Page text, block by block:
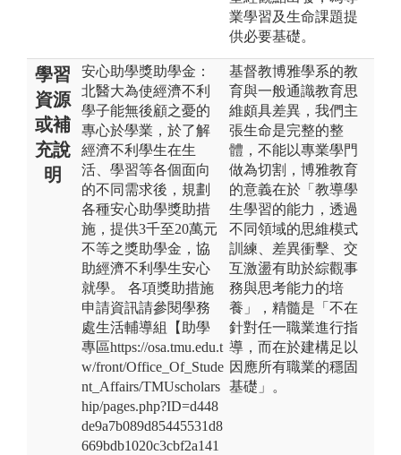
業學習及生命課題提
供必要基礎。
學習
資源
或補
充說
明
安心助學獎助學金：
北醫大為使經濟不利
學子能無後顧之憂的
專心於學業，於了解
經濟不利學生在生
活、學習等各個面向
的不同需求後，規劃
各種安心助學獎助措
施，提供3千至20萬元
不等之獎助學金，協
助經濟不利學生安心
就學。 各項獎助措施
申請資訊請參閱學務
處生活輔導組【助學
專區https://osa.tmu.edu.t
w/front/Office_Of_Stude
nt_Affairs/TMUscholars
hip/pages.php?ID=d448
de9a7b089d85445531d8
669bdb1020c3cbf2a141
基督教博雅學系的教
育與一般通識教育思
維頗具差異，我們主
張生命是完整的整
體，不能以專業學門
做為切割，博雅教育
的意義在於「教導學
生學習的能力，透過
不同領域的思維模式
訓練、差異衝擊、交
互激盪有助於綜觀事
務與思考能力的培
養」，精髓是「不在
針對任一職業進行指
導，而在於建構足以
因應所有職業的穩固
基礎」。